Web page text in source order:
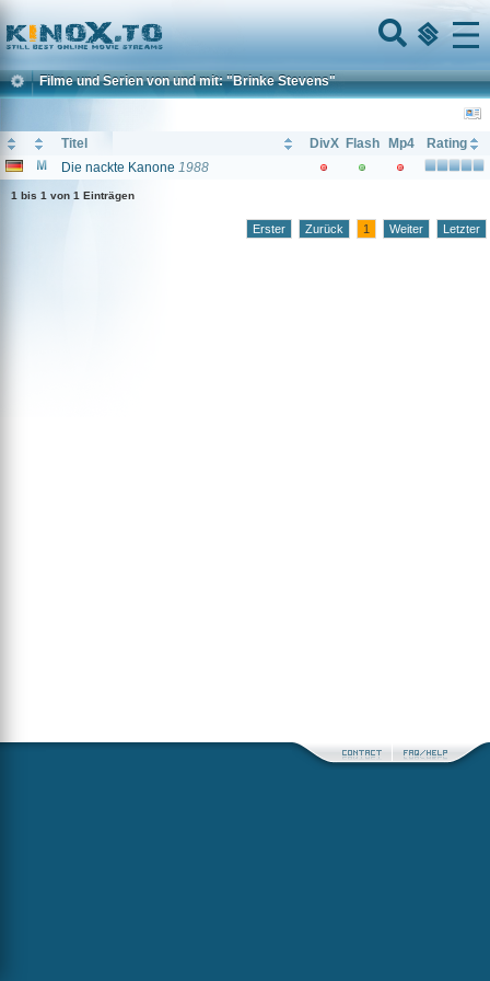
Home
Menu
Filme und Serien von und mit: "Brinke Stevens"
Titel DivX Flash Mp4
Rating
Die nackte Kanone 1988
1 bis 1 von 1 Einträgen
Erster Zurück 1 Weiter Letzter